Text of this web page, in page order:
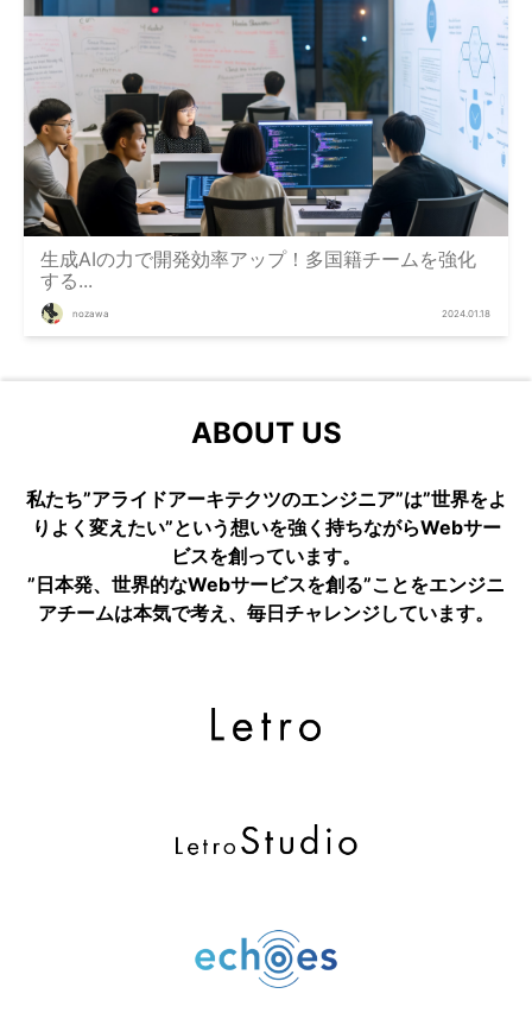
生成AIの力で開発効率アップ！多国籍チームを強化
する...
nozawa 2024.01.18
ABOUT US
私たち”アライドアーキテクツのエンジニア”は”世界をよ
りよく変えたい”という想いを強く持ちながらWebサー
ビスを創っています。
”日本発、世界的なWebサービスを創る”ことをエンジニ
アチームは本気で考え、毎日チャレンジしています。